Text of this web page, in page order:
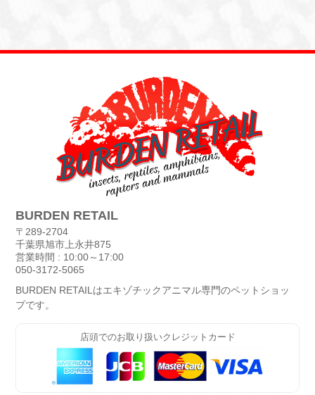
BURDEN RETAIL
〒289-2704
千葉県旭市上永井875
営業時間 : 10:00～17:00
050-3172-5065
BURDEN RETAILはエキゾチックアニマル専門のペットショッ
プです。
店頭でのお取り扱いクレジットカード